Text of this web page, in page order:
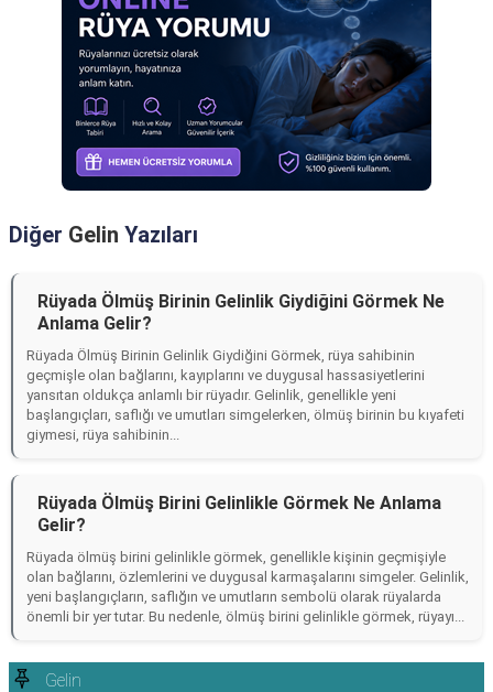
Diğer Gelin Yazıları
Rüyada Ölmüş Birinin Gelinlik Giydiğini Görmek Ne
Anlama Gelir?
Rüyada Ölmüş Birinin Gelinlik Giydiğini Görmek, rüya sahibinin
geçmişle olan bağlarını, kayıplarını ve duygusal hassasiyetlerini
yansıtan oldukça anlamlı bir rüyadır. Gelinlik, genellikle yeni
başlangıçları, saflığı ve umutları simgelerken, ölmüş birinin bu kıyafeti
giymesi, rüya sahibinin...
Rüyada Ölmüş Birini Gelinlikle Görmek Ne Anlama
Gelir?
Rüyada ölmüş birini gelinlikle görmek, genellikle kişinin geçmişiyle
olan bağlarını, özlemlerini ve duygusal karmaşalarını simgeler. Gelinlik,
yeni başlangıçların, saflığın ve umutların sembolü olarak rüyalarda
önemli bir yer tutar. Bu nedenle, ölmüş birini gelinlikle görmek, rüyayı...
Gelin